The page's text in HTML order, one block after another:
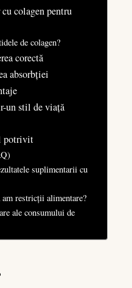
colagen pentru
de colagen?
corectă
absorbției
un stil de viață
potrivit
suplimentarii cu
restricții alimentare?
ale consumului de